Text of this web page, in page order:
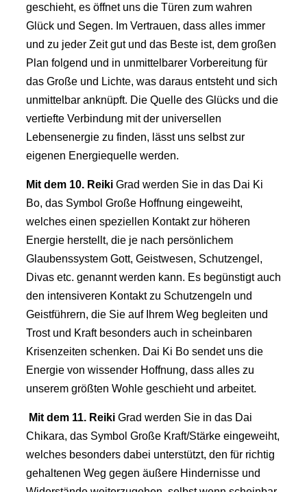
geschieht, es öffnet uns die Türen zum wahren
Glück und Segen. Im Vertrauen, dass alles immer
und zu jeder Zeit gut und das Beste ist, dem großen
Plan folgend und in unmittelbarer Vorbereitung für
das Große und Lichte, was daraus entsteht und sich
unmittelbar anknüpft. Die Quelle des Glücks und die
vertiefte Verbindung mit der universellen
Lebensenergie zu finden, lässt uns selbst zur
eigenen Energiequelle werden.
Mit dem 10. Reiki Grad werden Sie in das Dai Ki
Bo, das Symbol Große Hoffnung eingeweiht,
welches einen speziellen Kontakt zur höheren
Energie herstellt, die je nach persönlichem
Glaubenssystem Gott, Geistwesen, Schutzengel,
Divas etc. genannt werden kann. Es begünstigt auch
den intensiveren Kontakt zu Schutzengeln und
Geistführern, die Sie auf Ihrem Weg begleiten und
Trost und Kraft besonders auch in scheinbaren
Krisenzeiten schenken. Dai Ki Bo sendet uns die
Energie von wissender Hoffnung, dass alles zu
unserem größten Wohle geschieht und arbeitet.
Mit dem 11. Reiki Grad werden Sie in das Dai
Chikara, das Symbol Große Kraft/Stärke eingeweiht,
welches besonders dabei unterstützt, den für richtig
gehaltenen Weg gegen äußere Hindernisse und